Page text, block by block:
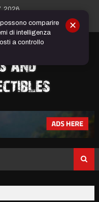
2026
comparire
di intelligenza
a controllo
✕